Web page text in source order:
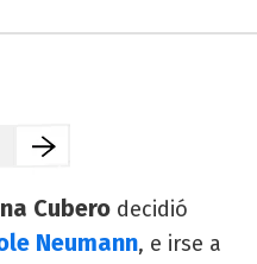
Cubero decidió
Neumann, e irse a